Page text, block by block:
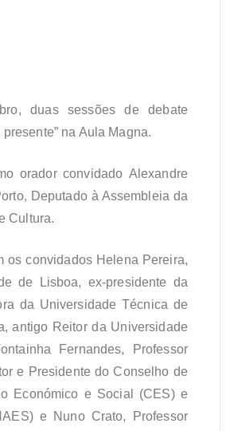
duas sessões de debate
na Aula Magna.
orador convidado Alexandre
Deputado à Assembleia da
Cultura.
os convidados Helena Pereira,
de Lisboa, ex-presidente da
da Universidade Técnica de
antigo Reitor da Universidade
Fernandes, Professor
e Presidente do Conselho de
Económico e Social (CES) e
e
Nuno Crato, Professor